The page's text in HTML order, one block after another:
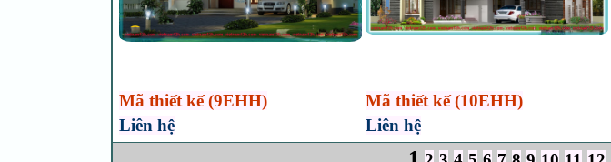
Mã thiết kế (9EHH) Mã thiết kế (10EHH)
Liên hệ
Liên hệ